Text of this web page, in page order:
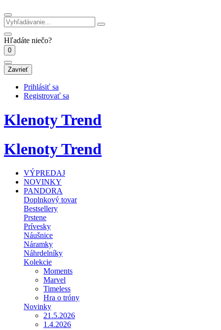
Hľadáte niečo?
0
Zavrieť
Prihlásiť sa
Registrovať sa
Klenoty Trend
Klenoty Trend
VÝPREDAJ
NOVINKY
PANDORA
Doplnkový tovar
Bestsellery
Prstene
Prívesky
Náušnice
Náramky
Náhrdelníky
Kolekcie
Moments
Marvel
Timeless
Hra o tróny
Novinky
21.5.2026
1.4.2026